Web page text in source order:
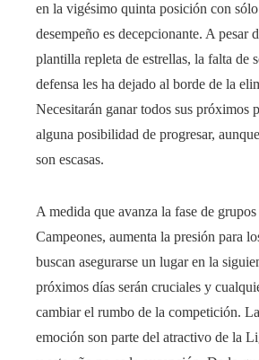
en la vigésimo quinta posición con
desempeño es decepcionante. A pesar
plantilla repleta de estrellas, la falta de
defensa les ha dejado al borde de la
Necesitarán ganar todos sus próximos
alguna posibilidad de progresar,
son escasas.
A medida que avanza la fase de
Campeones, aumenta la presión para
buscan asegurarse un lugar en la
próximos días serán cruciales y
cambiar el rumbo de la competición.
emoción son parte del atractivo de la